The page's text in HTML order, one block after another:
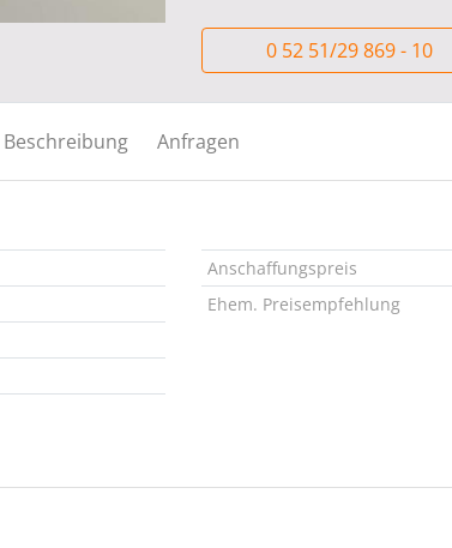
0 52 51/29 869 - 10
Beschreibung Anfragen
Anschaffungspreis
Ehem. Preisempfehlung